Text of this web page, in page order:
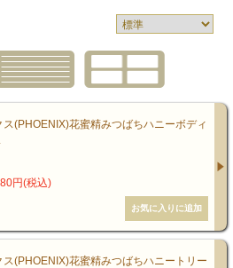
ス(PHOENIX)花蜜精みつばちハニーボディ
円(税込)
ス(PHOENIX)花蜜精みつばちハニートリー